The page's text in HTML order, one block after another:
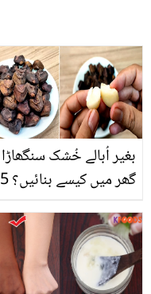
بغیر اُبالے خُشک سنگھاڑا
گھر میں کیسے بنائیں؟ 5
ہوا سنگھاڑا اب گھر میں
کھائیں